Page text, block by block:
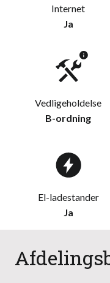
Internet
Ja
Vedligeholdelse
B-ordning
El-ladestander
Ja